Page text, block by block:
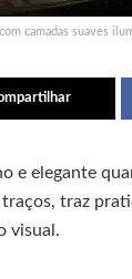
camadas suaves
e elegante
traz
visual.